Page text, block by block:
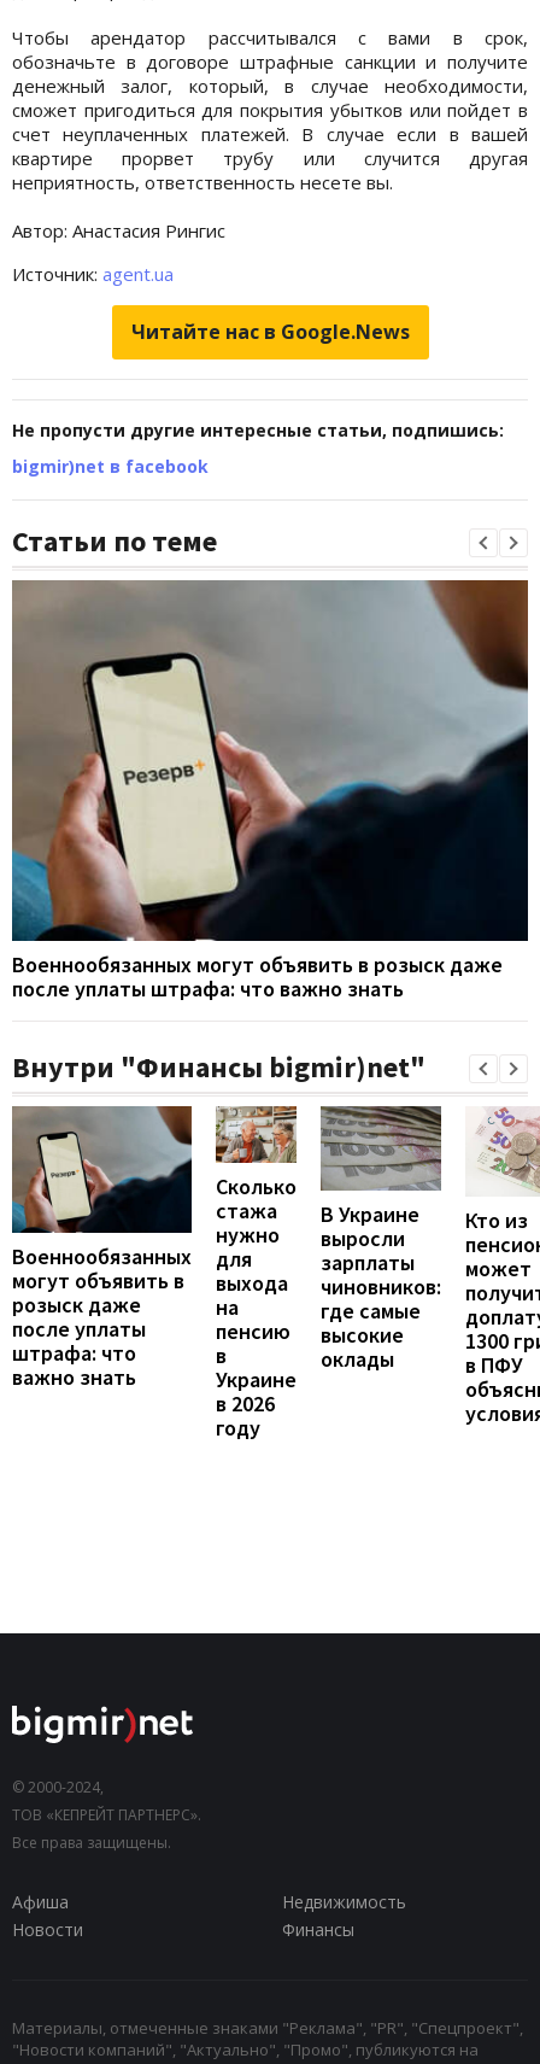
Чтобы арендатор рассчитывался с вами в срок,
обозначьте в договоре штрафные санкции и получите
денежный залог, который, в случае необходимости,
сможет пригодиться для покрытия убытков или пойдет в
счет неуплаченных платежей. В случае если в вашей
квартире прорвет трубу или случится другая
неприятность, ответственность несете вы.
Автор: Анастасия Рингис
Источник: agent.ua
Читайте нас в Google.News
Не пропусти другие интересные статьи, подпишись:
bigmir)net в facebook
Статьи по теме
Военнообязанных могут объявить в розыск даже
после уплаты штрафа: что важно знать
Внутри "Финансы bigmir)net"
Военнообязанных
могут объявить в
розыск даже
после уплаты
штрафа: что
важно знать
Сколько
стажа
нужно
для
выхода
на
пенсию
в
Украине
в 2026
году
В Украине
выросли
зарплаты
чиновников:
где самые
высокие
оклады
Кто из
может
1300
в ПФУ
© 2000-2024,
ТОВ «КЕПРЕЙТ ПАРТНЕРС».
Все права защищены.
Афиша
Недвижимость
Новости
Финансы
Материалы, отмеченные знаками "Реклама", "PR", "Спецпроект",
"Новости компаний", "Актуально", "Промо", публикуются на